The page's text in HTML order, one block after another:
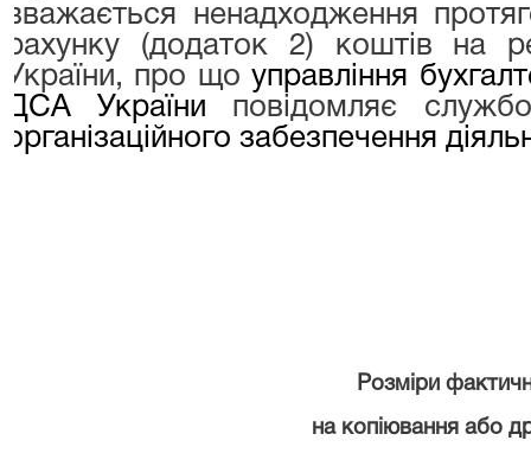
вважається ненадходження
рахунку (додаток 2) коштів на
України, про що управління
ДСА України повідомляє
організаційного забезпечення
Розміри
на копіювання або